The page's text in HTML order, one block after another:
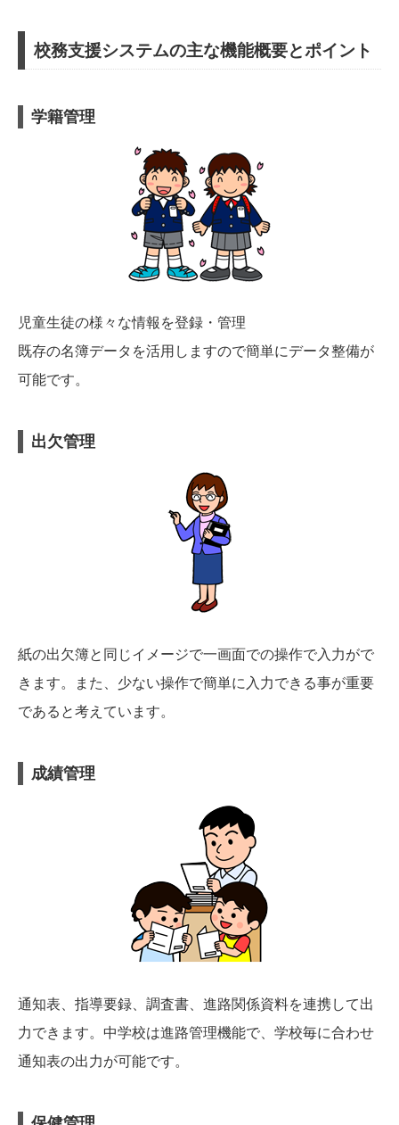
校務支援システムの主な機能概要とポイント
学籍管理
児童生徒の様々な情報を登録・管理
既存の名簿データを活用しますので簡単にデータ整備が
可能です。
出欠管理
紙の出欠簿と同じイメージで一画面での操作で入力がで
きます。また、少ない操作で簡単に入力できる事が重要
であると考えています。
成績管理
通知表、指導要録、調査書、進路関係資料を連携して出
力できます。中学校は進路管理機能で、学校毎に合わせ
通知表の出力が可能です。